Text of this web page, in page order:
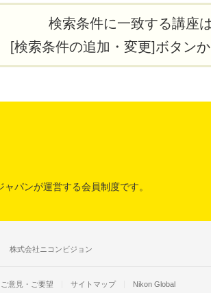
検索条件に一致する講座
[検索条件の追加・変更]ボタン
パンが運営する会員制度です。
株式会社ニコンビジョン
意見・ご要望 サイトマップ Nikon Global